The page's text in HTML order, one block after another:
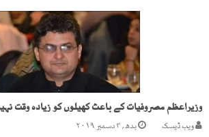
ویب ڈیسک بدھ, ۴ دسمبر ۲۰۱۹